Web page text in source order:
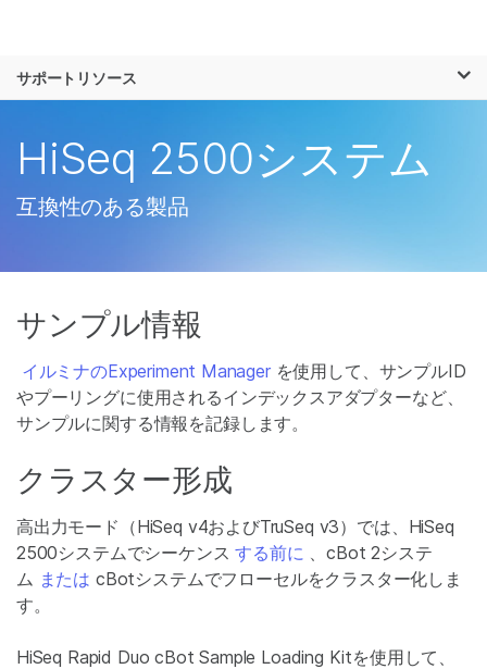
ソリューション
サポートリソース
HiSeq 2500システム
互換性のある製品
サンプル情報
イルミナのExperiment Managerを使用して、サンプルID
やプーリングに使用されるインデックスアダプターなど、
サンプルに関する情報を記録します。
クラスター形成
高出力モード（HiSeq v4およびTruSeq v3）では、HiSeq
2500システムでシーケンスする前に 、cBot 2システ
ム または cBotシステムでフローセルをクラスター化しま
す。
HiSeq Rapid Duo cBot Sample Loading Kitを使用して、
お気に入りの分野を選択すると、関連性の
高いコンテンツへのリンクが表示されます:
がん研究
微生物研究
農学研究
複雑な疾患
臨床オンコロジー
生殖医学